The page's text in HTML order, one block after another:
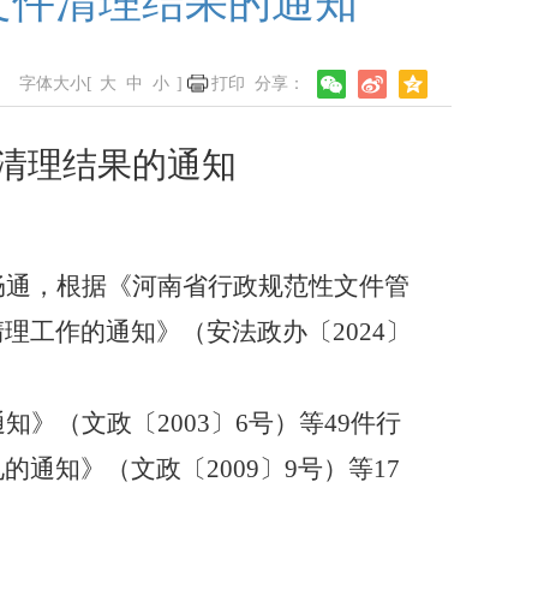
字体大小[ 大 中 小 ] 打印 分享：
理结果的通知
， 根据《河南省行政规范性文件管
工作的通知》（安法政办〔2024〕
》 （文政〔2003〕6号） 等49件行
通知》（文政〔2009〕9号）等17